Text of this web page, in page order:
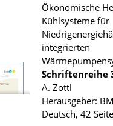
a
d
s
z
u
r
P
Ökonomische
Kühlsysteme für
integrierten
Schriftenreihe
A. Zottl
Herausgeber:
Deutsch, 42